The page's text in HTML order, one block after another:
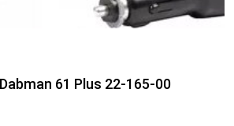
61 Plus 22-165-00